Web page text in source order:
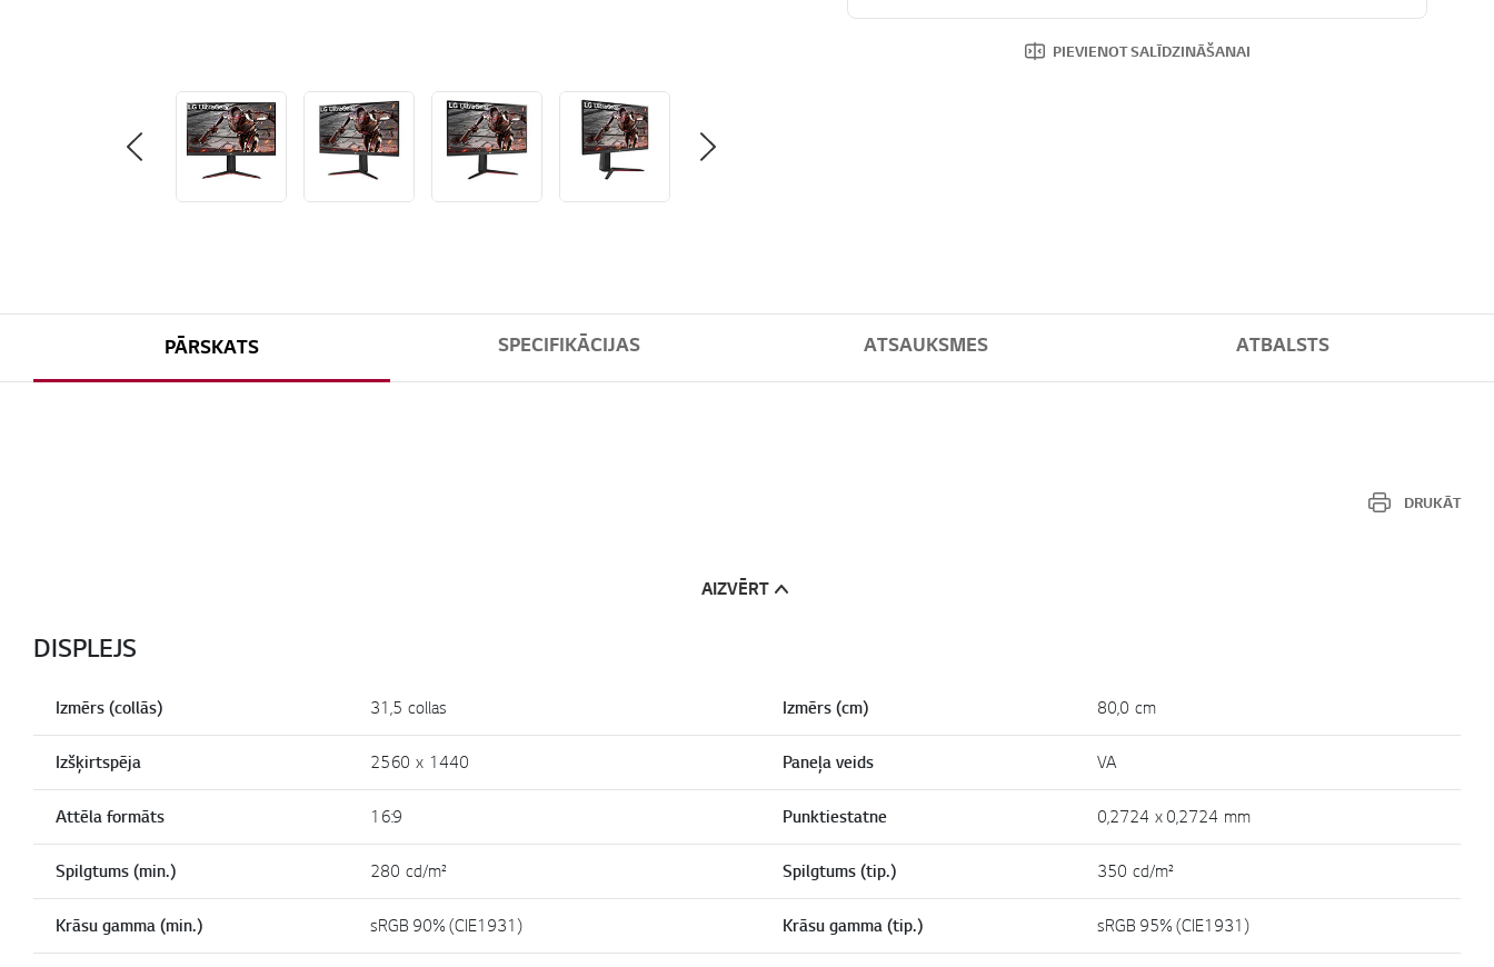
PIEVIENOT SALĪDZINĀŠANAI
PĀRSKATS SPECIFIKĀCIJAS ATSAUKSMES ATBALSTS
DRUKĀT
AIZVĒRT
DISPLEJS
Izmērs (collās) 31,5 collas Izmērs (cm) 80,0 cm
Izšķirtspēja 2560 x 1440 Paneļa veids VA
Attēla formāts 16:9 Punktiestatne 0,2724 x 0,2724 mm
Spilgtums (min.) 280 cd/m² Spilgtums (tip.) 350 cd/m²
Krāsu gamma (min.) sRGB 90% (CIE1931) Krāsu gamma (tip.) sRGB 95% (CIE1931)